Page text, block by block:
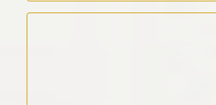
Kommentar Text